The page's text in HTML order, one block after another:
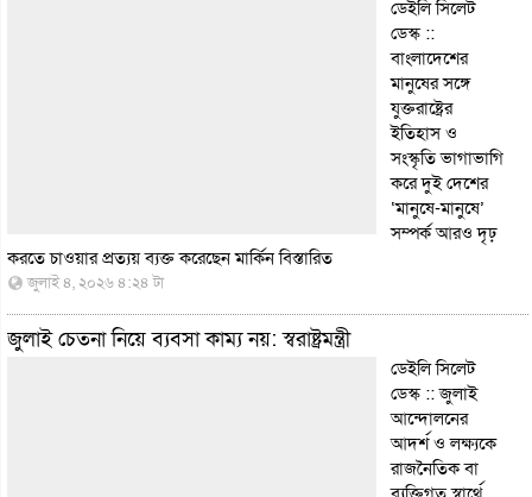
ডেইলি সিলেট
ডেস্ক ::
বাংলাদেশের
মানুষের সঙ্গে
যুক্তরাষ্ট্রের
ইতিহাস ও
সংস্কৃতি ভাগাভাগি
করে দুই দেশের
‘মানুষে-মানুষে’
সম্পর্ক আরও দৃঢ়
করতে চাওয়ার প্রত্যয় ব্যক্ত করেছেন মার্কিনবিস্তারিত
জুলাই ৪, ২০২৬ ৪:২৪ টা
জুলাই চেতনা নিয়ে ব্যবসা কাম্য নয়: স্বরাষ্ট্রমন্ত্রী
ডেইলি সিলেট
ডেস্ক :: জুলাই
আন্দোলনের
আদর্শ ও লক্ষ্যকে
রাজনৈতিক বা